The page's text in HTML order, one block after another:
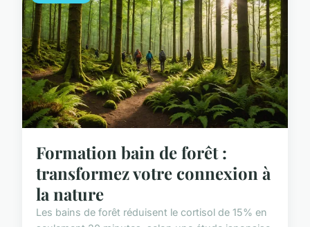
Formation bain de forêt :
transformez votre connexion à
la nature
Les bains de forêt réduisent le cortisol de 15% en